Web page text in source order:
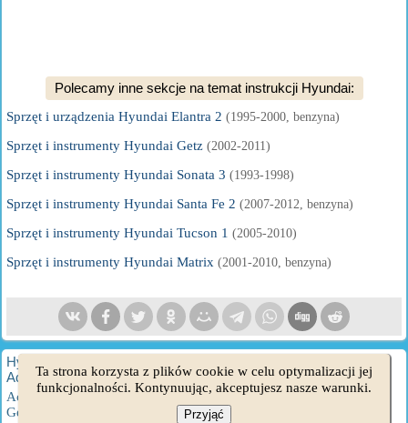
Polecamy inne sekcje na temat instrukcji Hyundai:
Sprzęt i urządzenia Hyundai Elantra 2 (1995-2000, benzyna)
Sprzęt i instrumenty Hyundai Getz (2002-2011)
Sprzęt i instrumenty Hyundai Sonata 3 (1993-1998)
Sprzęt i instrumenty Hyundai Santa Fe 2 (2007-2012, benzyna)
Sprzęt i instrumenty Hyundai Tucson 1 (2005-2010)
Sprzęt i instrumenty Hyundai Matrix (2001-2010, benzyna)
HyundaiBook.ru © 2018-2026
Administracja ·Wyszukiwanie w witrynie ·Właściciele Hyundaia
Accent 1·Accent 2· Accent 3·Elantra 1·Elantra 2· Elantra 3·
Getz
Santa Fe 2 ·
Ta strona korzysta z plików cookie w celu optymalizacji jej
funkcjonalności. Kontynuując, akceptujesz nasze warunki.
Przyjąć